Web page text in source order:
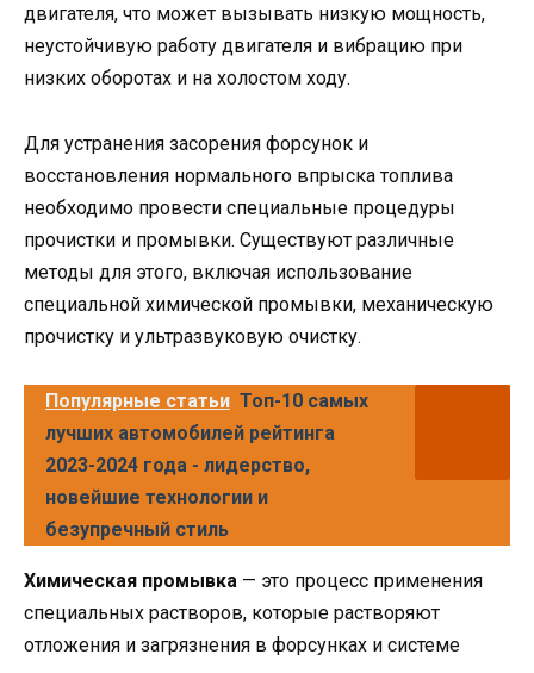
двигателя, что может вызывать низкую мощность,
неустойчивую работу двигателя и вибрацию при
низких оборотах и на холостом ходу.
Для устранения засорения форсунок и
восстановления нормального впрыска топлива
необходимо провести специальные процедуры
прочистки и промывки. Существуют различные
методы для этого, включая использование
специальной химической промывки, механическую
прочистку и ультразвуковую очистку.
Популярные статьи Топ-10 самых
лучших автомобилей рейтинга
2023-2024 года - лидерство,
новейшие технологии и
безупречный стиль
Химическая промывка — это процесс применения
специальных растворов, которые растворяют
отложения и загрязнения в форсунках и системе